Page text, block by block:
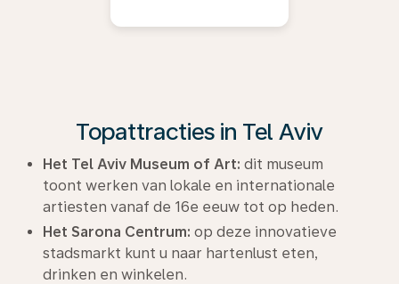
Topattracties in Tel Aviv
Het Tel Aviv Museum of Art: dit museum
toont werken van lokale en internationale
artiesten vanaf de 16e eeuw tot op heden.
Het Sarona Centrum: op deze innovatieve
stadsmarkt kunt u naar hartenlust eten,
drinken en winkelen.